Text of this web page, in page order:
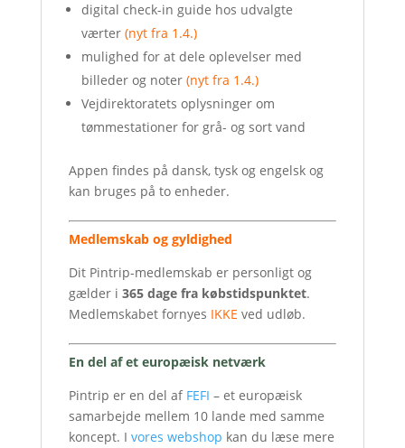
digital check-in guide hos udvalgte
værter (nyt fra 1.4.)
mulighed for at dele oplevelser med
billeder og noter (nyt fra 1.4.)
Vejdirektoratets oplysninger om
tømmestationer for grå- og sort vand
Appen findes på dansk, tysk og engelsk og
kan bruges på to enheder.
Medlemskab og gyldighed
Dit Pintrip-medlemskab er personligt og
gælder i 365 dage fra købstidspunktet.
Medlemskabet fornyes IKKE ved udløb.
En del af et europæisk netværk
Pintrip er en del af FEFI – et europæisk
samarbejde mellem 10 lande med samme
koncept. I vores webshop kan du læse mere